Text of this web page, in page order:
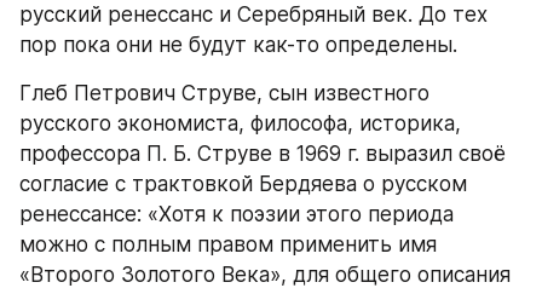
русский ренессанс и Серебряный век. До тех
пор пока они не будут как-то определены.
Глеб Петрович Струве, сын известного
русского экономиста, философа, историка,
профессора П. Б. Струве в 1969 г. выразил своё
согласие с трактовкой Бердяева о русском
ренессансе: «Хотя к поэзии этого периода
можно с полным правом применить имя
«Второго Золотого Века», для общего описания